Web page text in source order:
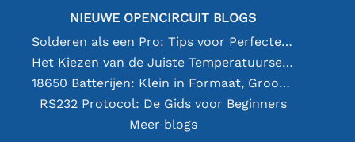
NIEUWE OPENCIRCUIT BLOGS
Solderen als een Pro: Tips voor Perfecte Elektronische Verbindingen
Het Kiezen van de Juiste Temperatuursensor [youtube]
18650 Batterijen: Klein in Formaat, Groot in Prestatie
RS232 Protocol: De Gids voor Beginners
Meer blogs